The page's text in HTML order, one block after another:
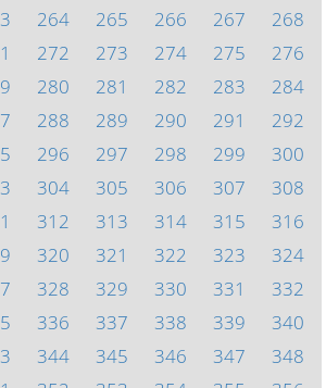
264 265 266 267
268
272 273 274 275
276
280 281 282 283
284
288 289 290 291
292
296 297 298 299
300
304 305 306 307
308
312 313 314 315
316
320 321 322 323
324
328 329 330 331
332
336 337 338 339
340
344 345 346 347
348